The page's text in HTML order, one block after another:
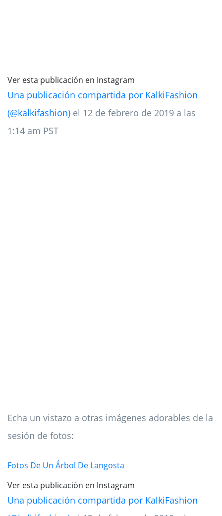
Ver esta publicación en Instagram
Una publicación compartida por KalkiFashion
(@kalkifashion) el 12 de febrero de 2019 a las
1:14 am PST
Echa un vistazo a otras imágenes adorables de la
sesión de fotos:
Fotos De Un Árbol De Langosta
Ver esta publicación en Instagram
Una publicación compartida por KalkiFashion